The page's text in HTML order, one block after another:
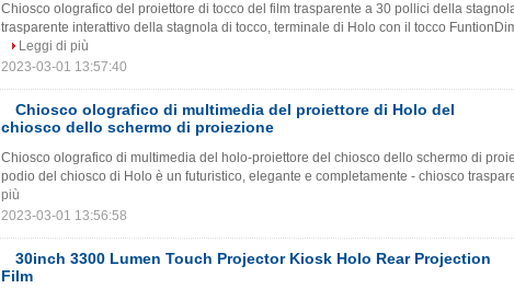
Chiosco olografico del proiettore di tocco del film trasparente a 30 pollici della
trasparente interattivo della stagnola di tocco, terminale di Holo con il tocco
Leggi di più
2023-03-01 13:57:40
Chiosco olografico di multimedia del proiettore di Holo del
chiosco dello schermo di proiezione
Chiosco olografico di multimedia del holo-proiettore del chiosco dello schermo di
podio del chiosco di Holo è un futuristico, elegante e completamente - chiosco
più
2023-03-01 13:56:58
30inch 3300 Lumen Touch Projector Kiosk Holo Rear Projection
Film